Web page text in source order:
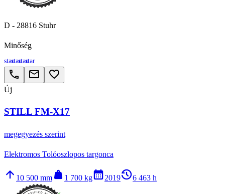
D - 28816 Stuhr
Minőség
starstarstarstar
call email favorite_border
Új
STILL FM-X17
megegyezés szerint
Elektromos Tolóoszlopos targonca
arrow_upward 10 500 mm weight 1 700 kgcalendar_month2019history_26 463 h